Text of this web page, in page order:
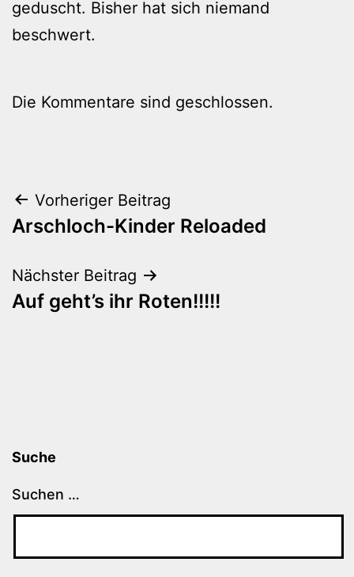
geduscht. Bisher hat sich niemand
beschwert.
Die Kommentare sind geschlossen.
Beitragsnavigation
Vorheriger Beitrag
Arschloch-Kinder Reloaded
Nächster Beitrag
Auf geht’s ihr Roten!!!!!
Suche
Suchen …